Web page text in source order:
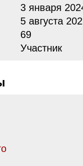
3 января
5 августа
69
Участник